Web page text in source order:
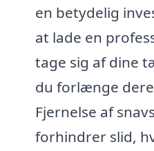
en betydelig
at lade en
tage sig af dine
du forlænge
Fjernelse af
forhindrer slid,